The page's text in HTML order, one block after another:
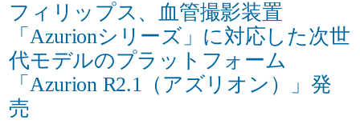
フィリップス、血管撮影装置
「Azurionシリーズ」に対応した次世
代モデルのプラットフォーム
「Azurion R2.1（アズリオン）」発
売